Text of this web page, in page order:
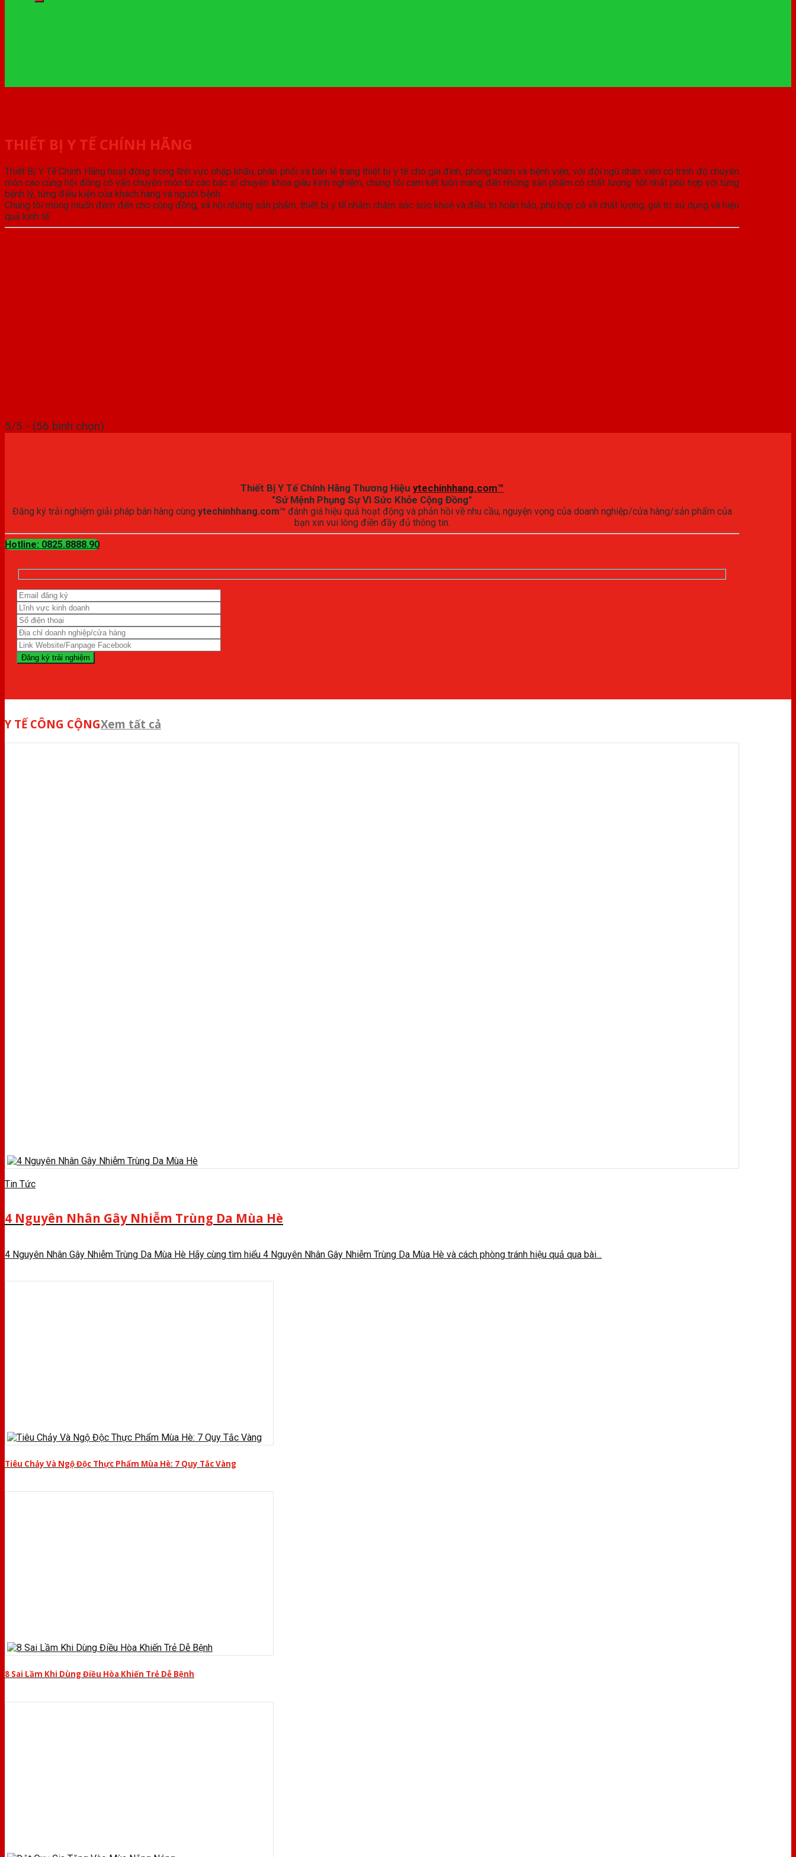
THIẾT BỊ Y TẾ CHÍNH HÃNG
Thiết Bị Y Tế Chính Hãng hoạt động trong lĩnh vực nhập khẩu, phân phối và bán lẻ trang thiết bị y tế cho gia đình, phòng khám và bệnh viện, với đội ngũ nhân viên có trình độ chuyên
môn cao cùng hội đồng cố vấn chuyên môn từ các bác sĩ chuyên khoa giàu kinh nghiệm, chúng tôi cam kết luôn mang đến những sản phẩm có chất lượng tốt nhất phù hợp với từng
bệnh lý, từng điều kiện của khách hàng và người bệnh.
Chúng tôi mong muốn đem đến cho cộng đồng, xã hội những sản phẩm, thiết bị y tế nhằm chăm sóc sức khoẻ và điều trị hoàn hảo, phù hợp cả về chất lượng, giá trị sử dụng và hiệu
quả kinh tế.
5/5 - (56 bình chọn)
Thiết Bị Y Tế Chính Hãng Thương Hiệu ytechinhhang.com™
"Sứ Mệnh Phụng Sự Vì Sức Khỏe Cộng Đồng"
Đăng ký trải nghiệm giải pháp bán hàng cùng ytechinhhang.com™ đánh giá hiệu quả hoạt động và phản hồi về nhu cầu, nguyện vọng của doanh nghiệp/cửa hàng/sản phẩm của
bạn xin vui lòng điền đầy đủ thông tin.
Hotline: 0825.8888.90
Y TẾ CÔNG CỘNGXem tất cả
Tin Tức
4 Nguyên Nhân Gây Nhiễm Trùng Da Mùa Hè
4 Nguyên Nhân Gây Nhiễm Trùng Da Mùa Hè Hãy cùng tìm hiểu 4 Nguyên Nhân Gây Nhiễm Trùng Da Mùa Hè và cách phòng tránh hiệu quả qua bài...
Tiêu Chảy Và Ngộ Độc Thực Phẩm Mùa Hè: 7 Quy Tắc Vàng
8 Sai Lầm Khi Dùng Điều Hòa Khiến Trẻ Dễ Bệnh